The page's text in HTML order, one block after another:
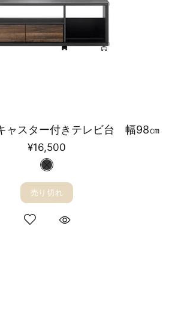
スター付きテレビ台 幅98㎝
¥16,500
売り切れ